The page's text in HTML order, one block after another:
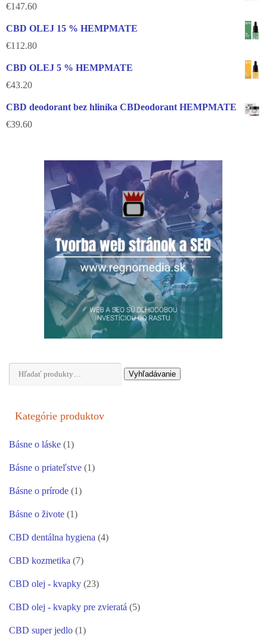
€147.60
CBD OLEJ 15 % HEMPMATE
€112.80
CBD OLEJ 5 % HEMPMATE
€43.20
CBD deodorant bez hliníka CBDeodorant HEMPMATE
€39.60
Hľadať: Vyhľadávanie
Kategórie produktov
Básne o láske (1)
Básne o priateľstve (1)
Básne o prírode (1)
Básne o živote (1)
CBD dentálna hygiena (4)
CBD kozmetika (7)
CBD olej - kvapky (23)
CBD olej - kvapky pre zvieratá (5)
CBD super jedlo (1)